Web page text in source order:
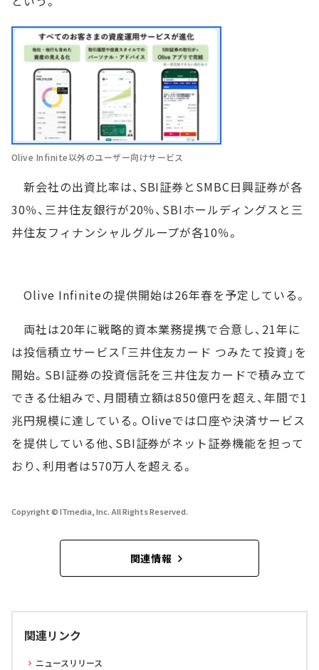
Olive Infinite以外のユーザー向けサービス
新会社の出資比率は、SBI証券とSMBC日興証券が各
30％、三井住友銀行が20％、SBIホールディングスと三
井住友フィナンシャルグループが各10％。
Olive Infiniteの提供開始は26年春を予定している。
両社は20年に戦略的資本業務提携で合意し、21年に
は投信積立サービス「三井住友カード つみたて投資」を
開始。SBI証券の投資信託を三井住友カードで積み立て
できる仕組みで、月間積立額は850億円を超え、年間で1
兆円規模に達している。Oliveでは口座や決済サービス
を提供している他、SBI証券がネット証券機能を担って
おり、利用者は570万人を超える。
Copyright © ITmedia, Inc. All Rights Reserved.
関連情報
関連リンク
ニュースリリース